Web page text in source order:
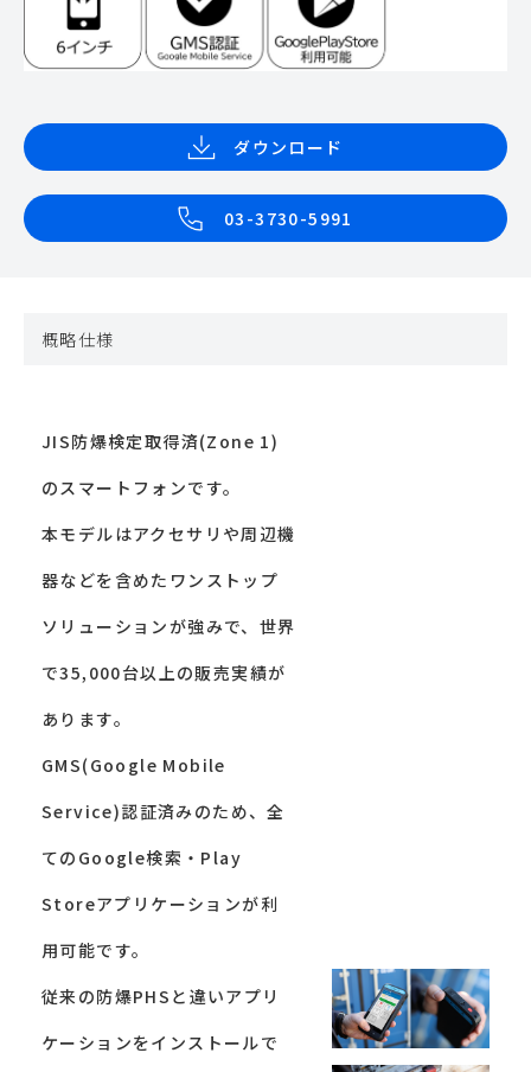
ダウンロード
03-3730-5991
概略仕様
JIS防爆検定取得済(Zone 1)
のスマートフォンです。
本モデルはアクセサリや周辺機
器などを含めたワンストップ
ソリューションが強みで、世界
で35,000台以上の販売実績が
あります。
GMS(Google Mobile
Service)認証済みのため、全
てのGoogle検索・Play
Storeアプリケーションが利
用可能です。
従来の防爆PHSと違いアプリ
ケーションをインストールで